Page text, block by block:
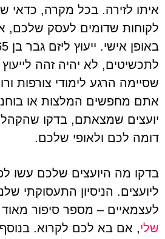
איתו לזירה. בכל מקרה, כדאי
לקוחות שדומים לעסק שלכם,
שסיימה הרגע לימודי צורפות
אתם מחפשים המלצות או
יועצים שמצאתם, בדקו שהקהל
דומה לכם ולאופי שלכם.
בדקו מה היועצים שלכם עשו
ליועצים. הניסיון התעסוקתי
לעצמאיים – מספר סיפור מאוד
שלי, אם בא לכם לקרוא.